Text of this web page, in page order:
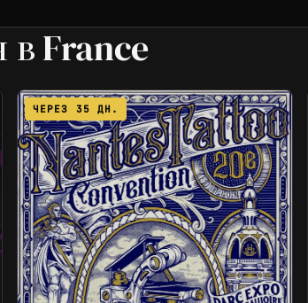
France
ЧЕРЕЗ 35 ДН.